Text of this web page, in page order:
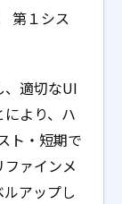
第１シス
、適切なUI
より、ハ
ト・短期で
ァインメ
アップし